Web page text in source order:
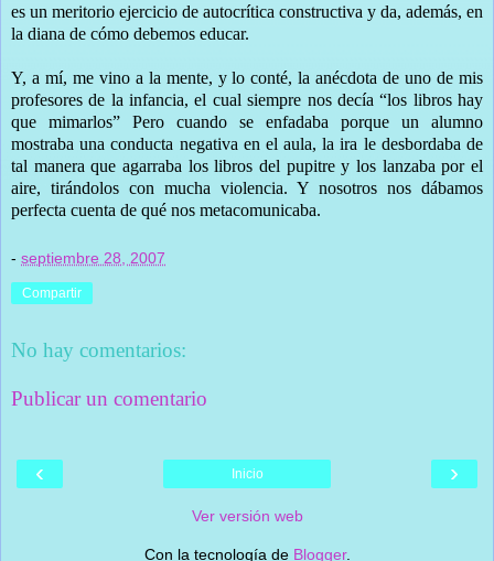
es un meritorio ejercicio de autocrítica constructiva y da, además, en
la diana de cómo debemos educar.
Y, a mí, me vino a la mente, y lo conté, la anécdota de uno de mis
profesores de la infancia, el cual siempre nos decía “los libros hay
que mimarlos” Pero cuando se enfadaba porque un alumno
mostraba una conducta negativa en el aula, la ira le desbordaba de
tal manera que agarraba los libros del pupitre y los lanzaba por el
aire, tirándolos con mucha violencia. Y nosotros nos dábamos
perfecta cuenta de qué nos metacomunicaba.
- septiembre 28, 2007
Compartir
No hay comentarios:
Publicar un comentario
‹ ›
Inicio
Ver versión web
Con la tecnología de Blogger.